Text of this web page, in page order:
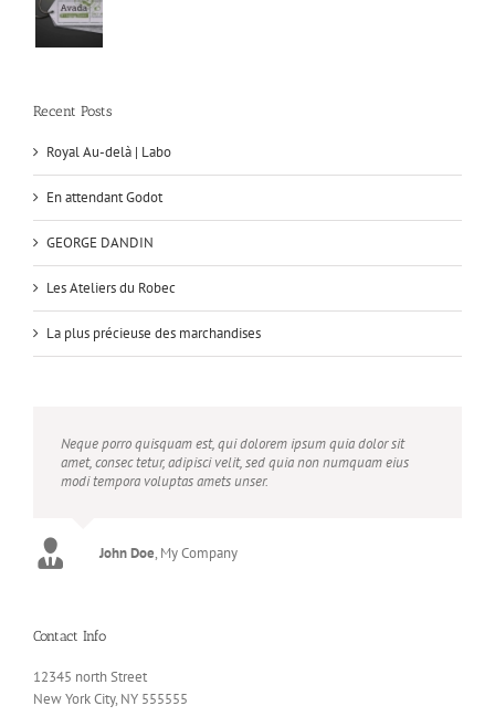
Recent Posts
Royal Au-delà | Labo
En attendant Godot
GEORGE DANDIN
Les Ateliers du Robec
La plus précieuse des marchandises
Neque porro quisquam est, qui dolorem ipsum quia dolor sit
amet, consec tetur, adipisci velit, sed quia non numquam eius
modi tempora voluptas amets unser.
John Doe, My Company
Luke Beck Theme Fusion
Contact Info
12345 north Street
New York City, NY 555555